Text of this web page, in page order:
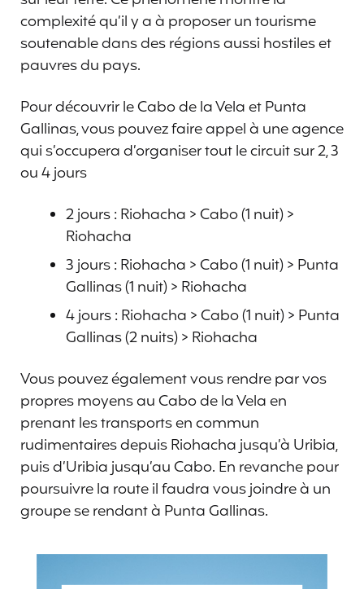
complexité qu’il y a à proposer un tourisme
soutenable dans des régions aussi hostiles et
pauvres du pays.
Pour découvrir le Cabo de la Vela et Punta
Gallinas, vous pouvez faire appel à une agence
qui s’occupera d’organiser tout le circuit sur 2, 3
ou 4 jours
2 jours : Riohacha > Cabo (1 nuit) >
Riohacha
3 jours : Riohacha > Cabo (1 nuit) > Punta
Gallinas (1 nuit) > Riohacha
4 jours : Riohacha > Cabo (1 nuit) > Punta
Gallinas (2 nuits) > Riohacha
Vous pouvez également vous rendre par vos
propres moyens au Cabo de la Vela en
prenant les transports en commun
rudimentaires depuis Riohacha jusqu’à Uribia,
puis d’Uribia jusqu’au Cabo. En revanche pour
poursuivre la route il faudra vous joindre à un
groupe se rendant à Punta Gallinas.